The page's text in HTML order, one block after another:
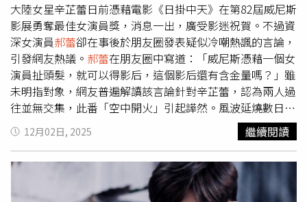
大陸女星辛芷蕾日前憑藉電影《日掛中天》在第82屆威尼斯
影展勇奪最佳女演員獎，消息一出，廣受影迷祝賀。不過資
深女演員郝蕾卻在事後於朋友圈發表疑似冷嘲熱諷的言論，
引發網友熱議。 郝蕾在朋友圈中寫道：「威尼斯憑藉一個女
演員扯頭髮，就可以得影后，這個影后還有含金量嗎？」雖
未明指對象，網友普遍解讀該言論針對辛芷蕾，認為兩人過
往並無交集，此番「空中開火」引起譁然。風波延燒數日
後，郝蕾昨（1日）於出席新加坡國際華語電影金獅大賞活
動時，主動回應此爭議。她在採訪中直言：「好吧，關於辛
芷蕾的這個問題，是一個巨大的烏龍。」並笑稱自己早在事
發當天就已與辛芷蕾完成溝通，「我說的壓根就不是她（辛
芷蕾）。」辛芷蕾得到威尼斯影展影后殊榮。（圖／翻攝微
12月02日, 2025 繼續閱讀